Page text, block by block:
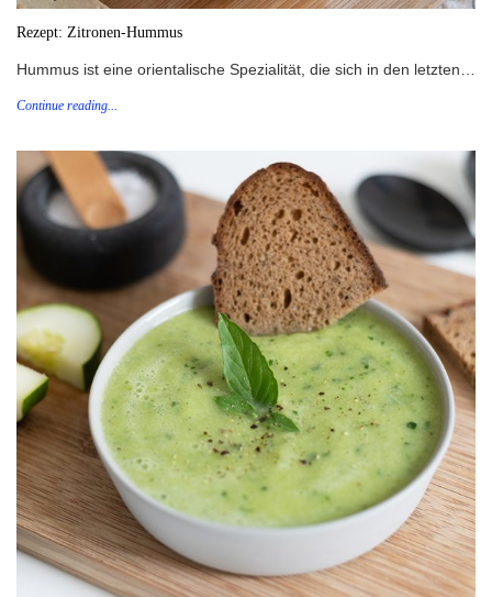
Rezept: Zitronen-Hummus
Hummus ist eine orientalische Spezialität, die sich in den letzten…
Continue reading...